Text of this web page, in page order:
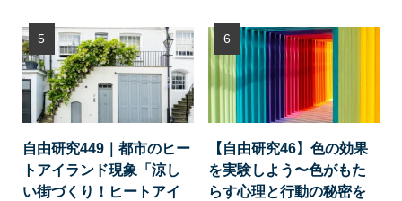
自由研究449｜都市のヒー
トアイランド現象「涼し
い街づくり！ヒートアイ
【自由研究46】色の効果
を実験しよう〜色がもた
らす心理と行動の秘密を